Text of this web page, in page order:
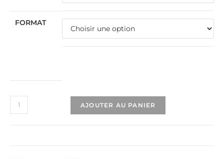
FORMAT
AJOUTER AU PANIER